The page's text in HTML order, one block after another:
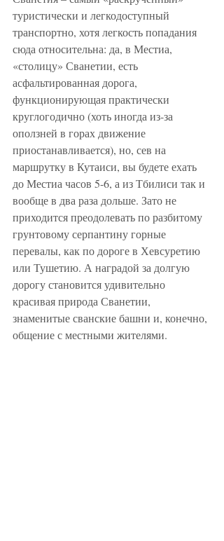
туристически и легкодоступный
транспортно, хотя легкость попадания
сюда относительна: да, в Местиа,
«столицу» Сванетии, есть
асфальтированная дорога,
функционирующая практически
круглогодично (хоть иногда из-за
оползней в горах движение
приостанавливается), но, сев на
маршрутку в Кутаиси, вы будете ехать
до Местиа часов 5-6, а из Тбилиси так и
вообще в два раза дольше. Зато не
приходится преодолевать по разбитому
грунтовому серпантину горные
перевалы, как по дороге в Хевсуретию
или Тушетию. А наградой за долгую
дорогу становится удивительно
красивая природа Сванетии,
знаменитые сванские башни и, конечно,
общение с местными жителями.